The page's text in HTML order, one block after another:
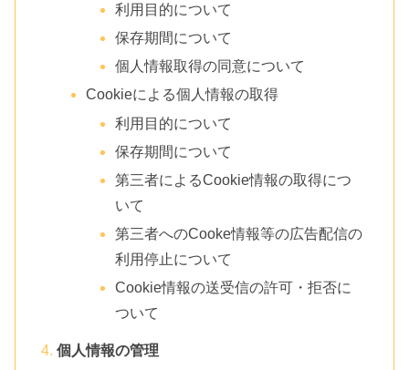
利用目的について
保存期間について
個人情報取得の同意について
Cookieによる個人情報の取得
利用目的について
保存期間について
第三者によるCookie情報の取得につ
いて
第三者へのCooke情報等の広告配信の
利用停止について
Cookie情報の送受信の許可・拒否に
ついて
個人情報の管理